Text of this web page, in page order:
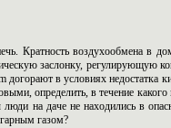
Кратность воздухообмена в
заслонку, регулирующую
в условиях недостатка
определить, в течение
на даче не находились в
газом?